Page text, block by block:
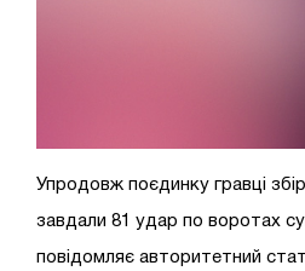
Упродовж поєдинку гравці
завдали 81 удар по воротах
повідомляє авторитетний